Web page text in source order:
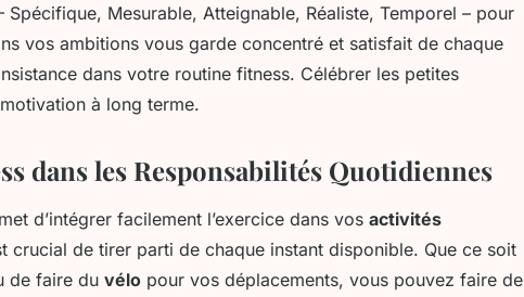
Spécifique, Mesurable, Atteignable, Réaliste, Temporel – pour
vos ambitions vous garde concentré et satisfait de chaque
dans votre routine fitness. Célébrer les petites
à long terme.
dans les Responsabilités Quotidiennes
d’intégrer facilement l’exercice dans vos activités
crucial de tirer parti de chaque instant disponible. Que ce soit
de faire du vélo pour vos déplacements, vous pouvez faire de